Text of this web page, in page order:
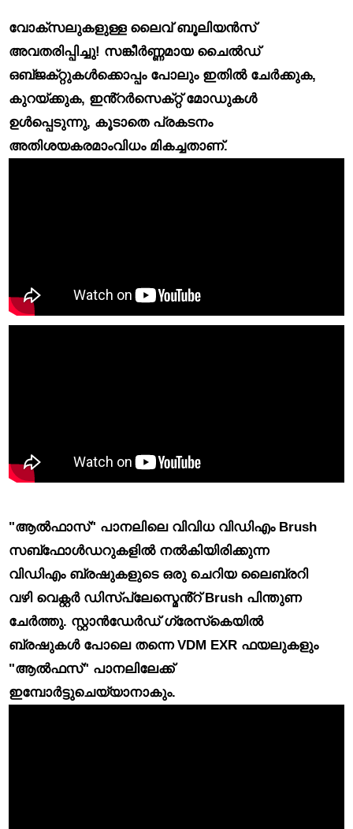
വോക്സലുകളുള്ള ലൈവ് ബൂലിയൻസ്
അവതരിപ്പിച്ചു! സങ്കീർണ്ണമായ ചൈൽഡ്
ഒബ്‌ജക്‌റ്റുകൾക്കൊപ്പം പോലും ഇതിൽ ചേർക്കുക,
കുറയ്ക്കുക, ഇൻ്റർസെക്‌റ്റ് മോഡുകൾ
ഉൾപ്പെടുന്നു, കൂടാതെ പ്രകടനം
അതിശയകരമാംവിധം മികച്ചതാണ്.
"ആൽഫാസ്" പാനലിലെ വിവിധ വിഡിഎം Brush
സബ്ഫോൾഡറുകളിൽ നൽകിയിരിക്കുന്ന
വിഡിഎം ബ്രഷുകളുടെ ഒരു ചെറിയ ലൈബ്രറി
വഴി വെക്റ്റർ ഡിസ്പ്ലേസ്മെൻ്റ് Brush പിന്തുണ
ചേർത്തു. സ്റ്റാൻഡേർഡ് ഗ്രേസ്‌കെയിൽ
ബ്രഷുകൾ പോലെ തന്നെ VDM EXR ഫയലുകളും
"ആൽഫസ്" പാനലിലേക്ക്
ഇമ്പോർട്ടുചെയ്യാനാകും.